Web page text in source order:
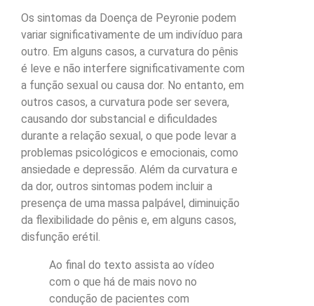
Os sintomas da Doença de Peyronie podem
variar significativamente de um indivíduo para
outro. Em alguns casos, a curvatura do pênis
é leve e não interfere significativamente com
a função sexual ou causa dor. No entanto, em
outros casos, a curvatura pode ser severa,
causando dor substancial e dificuldades
durante a relação sexual, o que pode levar a
problemas psicológicos e emocionais, como
ansiedade e depressão. Além da curvatura e
da dor, outros sintomas podem incluir a
presença de uma massa palpável, diminuição
da flexibilidade do pênis e, em alguns casos,
disfunção erétil.
Ao final do texto assista ao vídeo
com o que há de mais novo no
condução de pacientes com